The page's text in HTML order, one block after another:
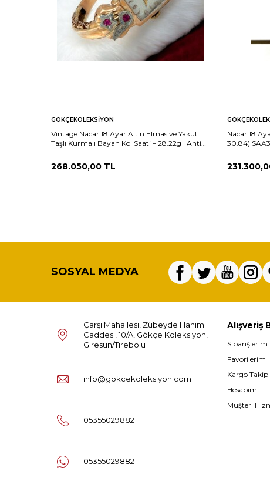
GÖKÇEKOLEKSIYON
Vintage Nacar 18 Ayar Altın Elmas ve Yakut
Taşlı Kurmalı Bayan Kol Saati – 28.22g | Antika
268.050,00 TL
Nacar 18
30.84)
SOSYAL MEDYA
Çarşı Mahallesi, Zübeyde Hanım
Caddesi, 10/A, Gökçe Koleksiyon,
Giresun/Tirebolu
info@gokcekoleksiyon.com
05355029882
05355029882
Alışveriş
Siparişlerim
Favorilerim
Kargo Takip
Hesabım
Müşteri